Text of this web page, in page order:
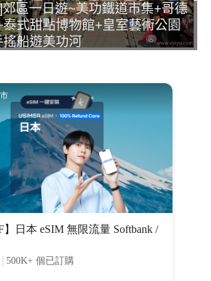
郊區一日遊~美功鐵道市集+哥德
式甜點博物館+皇室藝術公園
船遊美功河